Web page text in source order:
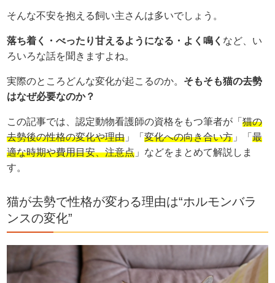
そんな不安を抱える飼い主さんは多いでしょう。
落ち着く・べったり甘えるようになる・よく鳴く など、い
ろいろな話を聞きますよね。
実際のところどんな変化が起こるのか。 そもそも猫の去勢
はなぜ必要なのか？
この記事では、認定動物看護師の資格をもつ筆者が「猫の
去勢後の性格の変化や理由 」「変化への向き合い方 」「最
適な時期や費用目安、注意点 」などをまとめて解説しま
す。
猫が去勢で性格が変わる理由は“ホルモンバラ
ンスの変化”